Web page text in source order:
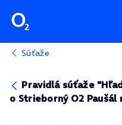
Súťaže
Pravidlá súťaže
o Strieborný O2